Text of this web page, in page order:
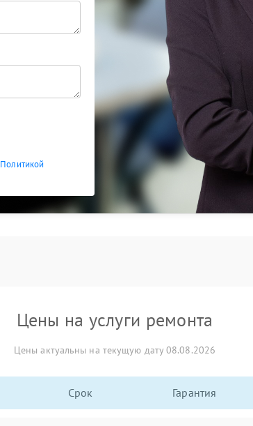
Политикой
Цены на услуги ремонта
Цены актуальны на текущую дату 08.08.2026
Срок Гарантия